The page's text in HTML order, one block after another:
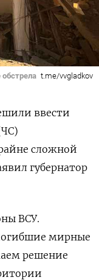
t.me/vvgladkov
ввести
сложной
губернатор
ВСУ.
мирные
решение